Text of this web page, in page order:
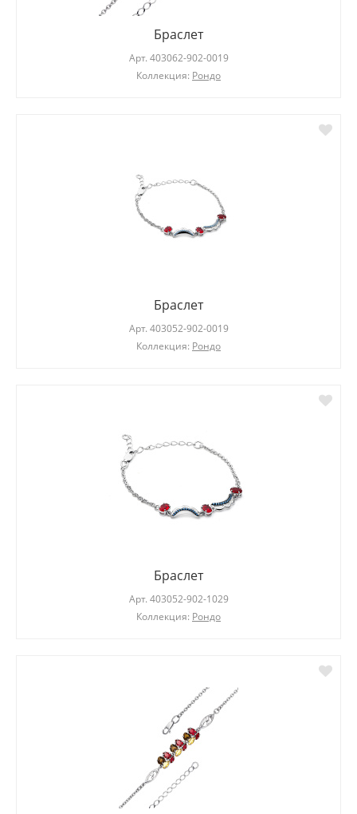
Браслет
Арт. 403062-902-0019
Коллекция: Рондо
Браслет
Арт. 403052-902-0019
Коллекция: Рондо
Браслет
Арт. 403052-902-1029
Коллекция: Рондо